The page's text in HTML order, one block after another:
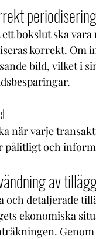
ett bokslut ska
korrekt. Om
bild, vilket i
när varje
pålitligt och
av
och detaljerade
ekonomiska